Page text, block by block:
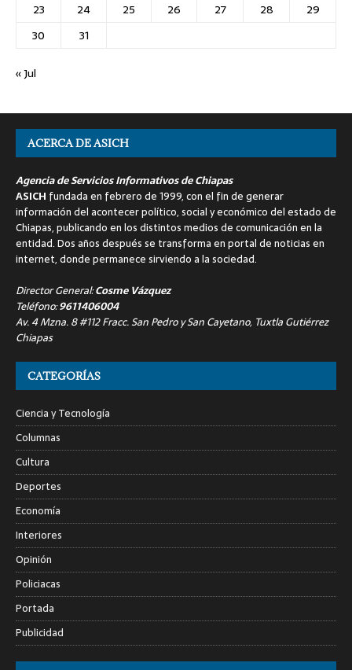
23
24 25 26 27 28
29
30
31
« Jul
ACERCA DE ASICH
Agencia de Servicios Informativos de Chiapas
ASICH fundada en febrero de 1999, con el fin de generar
información del acontecer político, social y económico del estado de
Chiapas, publicando en los distintos medios de comunicación en la
entidad. Dos años después se transforma en portal de noticias en
internet, donde permanece sirviendo a la sociedad.
Director General:Cosme Vázquez
Teléfono:9611406004
Av. 4 Mzna. 8 #112 Fracc. San Pedro y San Cayetano, Tuxtla Gutiérrez
Chiapas
CATEGORÍAS
Ciencia y Tecnología
Columnas
Cultura
Deportes
Economía
Interiores
Opinión
Policiacas
Portada
Publicidad